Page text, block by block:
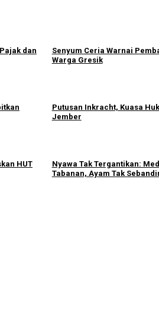
dan
Senyum Ceria Warnai
Warga Gresik
Putusan Inkracht, Kuasa
Jember
HUT
Nyawa Tak Tergantikan:
Tabanan, Ayam Tak